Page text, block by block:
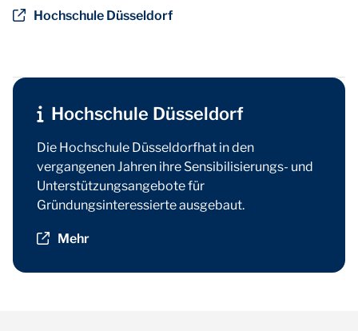
Hochschule Düsseldorf
Hochschule Düsseldorf
Die Hochschule Düsseldorfhat in den
vergangenen Jahren ihre Sensibilisierungs- und
Unterstützungsangebote für
Gründungsinteressierte ausgebaut.
Mehr